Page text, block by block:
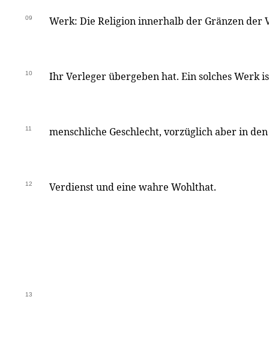
09 Werk: Die Religion innerhalb der Gränzen der
10 Ihr Verleger übergeben hat. Ein solches Werk
11 menschliche Geschlecht, vorzüglich aber in
12 Verdienst und eine wahre Wohlthat.
13